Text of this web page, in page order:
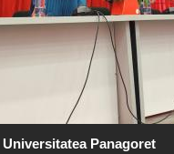
Universitatea Panagoret